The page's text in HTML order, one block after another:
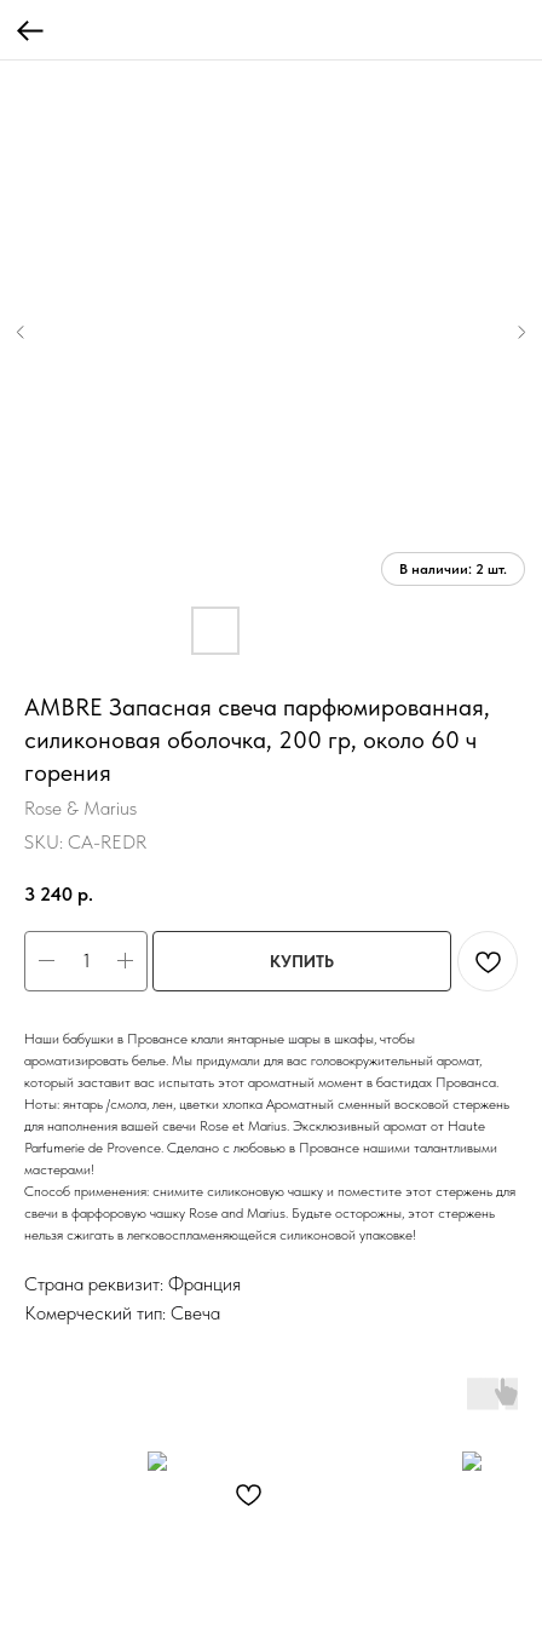
AMBRE Запасная свеча парфюмированная,
силиконовая оболочка, 200 гр, около 60 ч
горения
Rose & Marius
SKU: CA-REDR
3 240 р.
КУПИТЬ
Наши бабушки в Провансе клали янтарные шары в шкафы, чтобы
ароматизировать белье. Мы придумали для вас головокружительный аромат,
который заставит вас испытать этот ароматный момент в бастидах Прованса.
Ноты: янтарь /смола, лен, цветки хлопка Ароматный сменный восковой стержень
для наполнения вашей свечи Rose et Marius. Эксклюзивный аромат от Haute
Parfumerie de Provence. Сделано с любовью в Провансе нашими талантливыми
мастерами!
Способ применения: снимите силиконовую чашку и поместите этот стержень для
свечи в фарфоровую чашку Rose and Marius. Будьте осторожны, этот стержень
нельзя сжигать в легковоспламеняющейся силиконовой упаковке!
Страна реквизит: Франция
Комерческий тип: Свеча